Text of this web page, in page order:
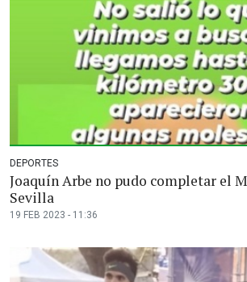
DEPORTES
Joaquín Arbe no pudo completar el
Sevilla
19 FEB 2023 - 11:36